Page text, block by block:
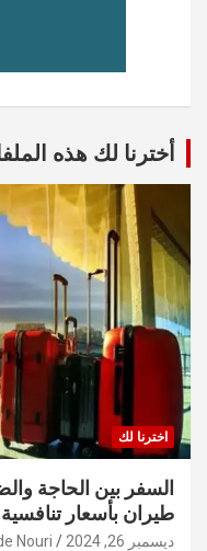
أخترنا لك هذه
اخترنا لك
السفر بين الحاجة
طيران بأسعار
ديسمبر 26, 2024 Nouri